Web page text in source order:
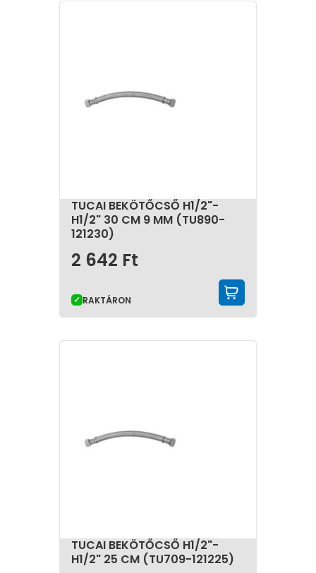
TUCAI BEKÖTŐCSŐ H1/2"-
H1/2" 30 CM 9 MM (TU890-
121230)
2 642 Ft
RAKTÁRON
TUCAI BEKÖTŐCSŐ H1/2"-
H1/2" 25 CM (TU709-121225)